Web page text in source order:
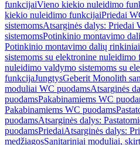
funkcijaiVieno kiekio nuleidimo
kiekio nuleidimo funkcijaiPriedai
sistemomsAtsarginės dalys:
sistemomsPotinkinio montavimo
Potinkinio montavimo dalių rinkiniai
sistemoms su elektronine nuleidimo
nuleidimo valdymo sistemoms su
funkcijaJungtysGeberit Monolith
moduliai WC puodamsAtsarginės
puodamsPakabinamiems WC
Pakabinamiems WC puodams
puodamsAtsarginės dalys:
puodamsPriedaiAtsarginės dalys:
medžiagosSanitariniai moduliai,